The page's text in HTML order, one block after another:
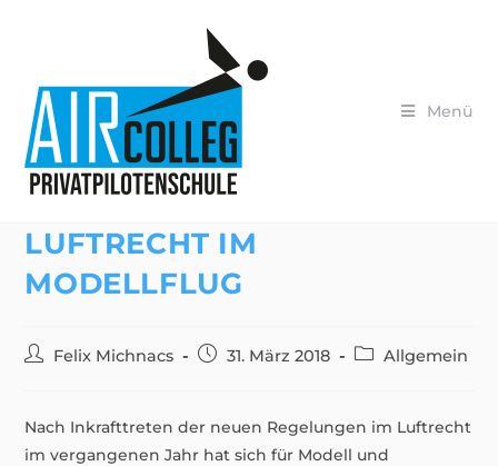
Menü
LUFTRECHT IM
MODELLFLUG
Beitrags-
Felix Michnacs
Beitrag31. März 2018
Beitrags-
Allgemein
Nach Inkrafttreten der neuen Regelungen im Luftrecht
im vergangenen Jahr hat sich für Modell und